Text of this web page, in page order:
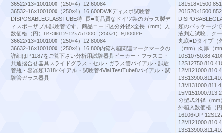
36522◦13×1001000（250×4）12,60084-
36532◦16×1001000（250×4）16,600DWKディスポ試験管
DISPOSABLEGLASSTUBE特 長■高品質なドイツ製のガラス製デ
ィスポーザブル試験管です。商品コード区分外径×全長（mm）入
数価格（円）84-36612◦12×751000（250×4）9,80084-
36622◦13×1001000（250×4）12,80084-
36632◦16×1001000（250×4）16,800内箱内箱関連マークマークの
詳細はP.1187をご覧下さい分析用試験器具ビーカー・フラスコ・
共通摺合せ器具スライドグラス・セル・ガラス管バイアル・試験
管瓶・容器類1318バイアル・試験管4Vial,TestTube8バイアル・試
験管ガラス器具
類のパッケージ
液判定試験、ク
丸底■Dタイプ（
（mm）肉厚（
分型式外径（mm
外箱入数価格（
16106◦DP-